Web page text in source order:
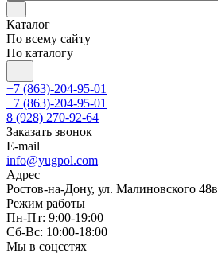
Каталог
По всему сайту
По каталогу
+7 (863)-204-95-01
+7 (863)-204-95-01
8 (928) 270-92-64
Заказать звонок
E-mail
info@yugpol.com
Адрес
Ростов-на-Дону, ул. Малиновского 48в
Режим работы
Пн-Пт: 9:00-19:00
Cб-Вс: 10:00-18:00
Мы в соцсетях